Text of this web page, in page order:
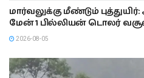
மார்வலுக்கு மீண்டும்
மேன் 1 பில்லியன் டொலர்
2026-08-05